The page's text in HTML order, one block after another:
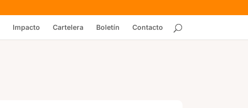
Impacto Cartelera Boletín Contacto